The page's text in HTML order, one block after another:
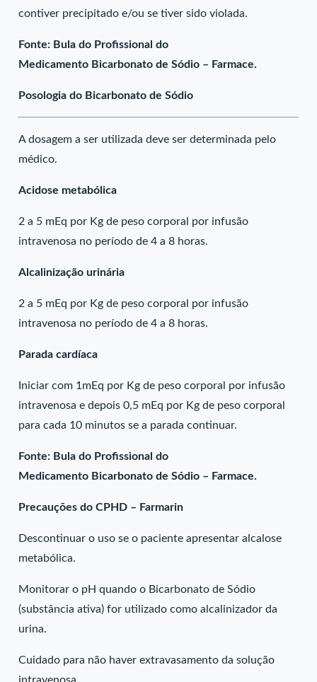
contiver precipitado e/ou se tiver sido violada.
Fonte: Bula do Profissional do
Medicamento Bicarbonato de Sódio – Farmace.
Posologia do Bicarbonato de Sódio
A dosagem a ser utilizada deve ser determinada pelo
médico.
Acidose metabólica
2 a 5 mEq por Kg de peso corporal por infusão
intravenosa no período de 4 a 8 horas.
Alcalinização urinária
2 a 5 mEq por Kg de peso corporal por infusão
intravenosa no período de 4 a 8 horas.
Parada cardíaca
Iniciar com 1mEq por Kg de peso corporal por infusão
intravenosa e depois 0,5 mEq por Kg de peso corporal
para cada 10 minutos se a parada continuar.
Fonte: Bula do Profissional do
Medicamento Bicarbonato de Sódio – Farmace.
Precauções do CPHD – Farmarin
Descontinuar o uso se o paciente apresentar alcalose
metabólica.
Monitorar o pH quando o Bicarbonato de Sódio
(substância ativa) for utilizado como alcalinizador da
urina.
Cuidado para não haver extravasamento da solução